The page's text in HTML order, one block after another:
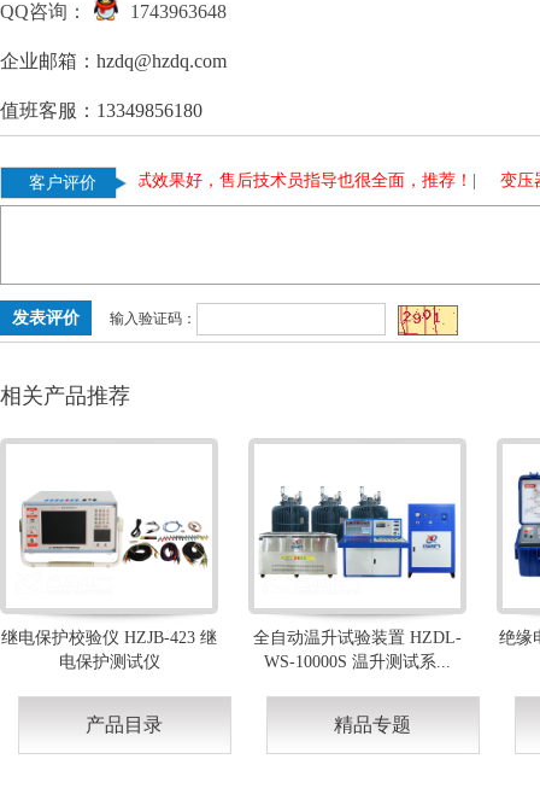
QQ咨询： 1743963648
企业邮箱：hzdq@hzdq.com
值班客服：13349856180
客户评价 |
试验装置测试效果好，售后技术员指导也很全面，推荐！ 变压器测
输入验证码：
相关产品推荐
继电保护校验仪 HZJB-423 继
电保护测试仪
全自动温升试验装置 HZDL-
WS-10000S 温升测试系...
绝缘
产品目录 精品专题